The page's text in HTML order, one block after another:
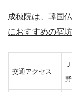
成穂院は、韓国
におすすめの宿坊
交通アクセス